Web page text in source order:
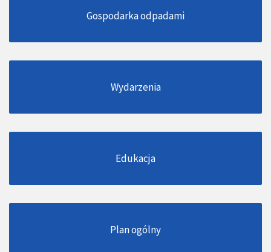
Gospodarka odpadami
Wydarzenia
Edukacja
Plan ogólny